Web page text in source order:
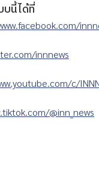
บนี้ได้ที่
innnews
c/
@inn_news